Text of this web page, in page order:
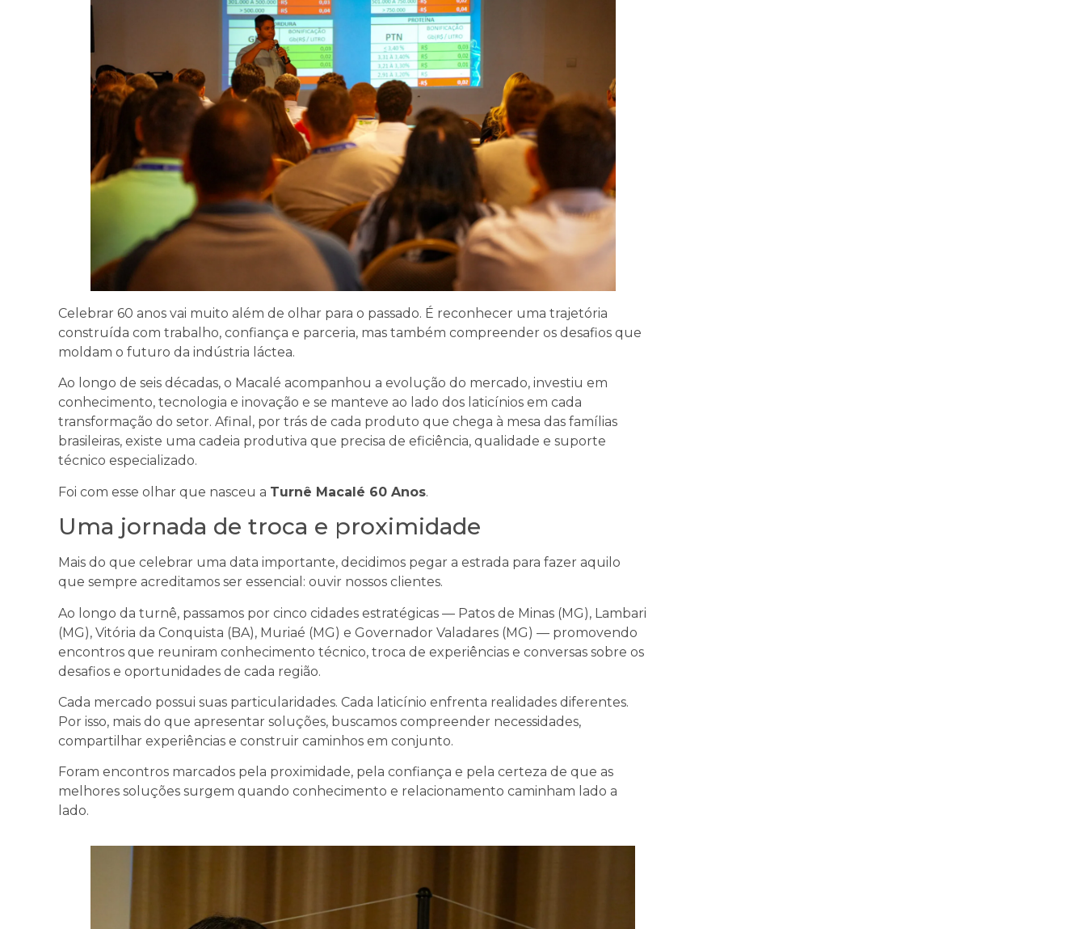
Celebrar 60 anos vai muito além de olhar para o passado. É reconhecer uma trajetória
construída com trabalho, confiança e parceria, mas também compreender os desafios que
moldam o futuro da indústria láctea.
Ao longo de seis décadas, o Macalé acompanhou a evolução do mercado, investiu em
conhecimento, tecnologia e inovação e se manteve ao lado dos laticínios em cada
transformação do setor. Afinal, por trás de cada produto que chega à mesa das famílias
brasileiras, existe uma cadeia produtiva que precisa de eficiência, qualidade e suporte
técnico especializado.
Foi com esse olhar que nasceu a Turnê Macalé 60 Anos.
Uma jornada de troca e proximidade
Mais do que celebrar uma data importante, decidimos pegar a estrada para fazer aquilo
que sempre acreditamos ser essencial: ouvir nossos clientes.
Ao longo da turnê, passamos por cinco cidades estratégicas — Patos de Minas (MG), Lambari
(MG), Vitória da Conquista (BA), Muriaé (MG) e Governador Valadares (MG) — promovendo
encontros que reuniram conhecimento técnico, troca de experiências e conversas sobre os
desafios e oportunidades de cada região.
Cada mercado possui suas particularidades. Cada laticínio enfrenta realidades diferentes.
Por isso, mais do que apresentar soluções, buscamos compreender necessidades,
compartilhar experiências e construir caminhos em conjunto.
Foram encontros marcados pela proximidade, pela confiança e pela certeza de que as
melhores soluções surgem quando conhecimento e relacionamento caminham lado a
lado.